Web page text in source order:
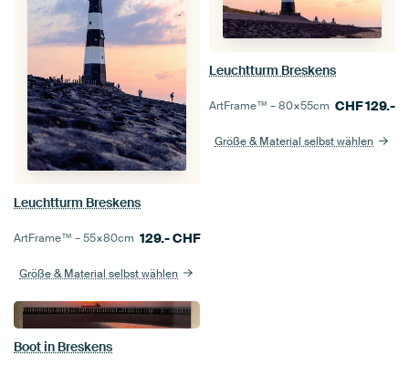
Leuchtturm Breskens
ArtFrame™ –55×80cm 129.-CHF
Größe & Material selbst wählen
Leuchtturm Breskens
ArtFrame™ –80×55cm CHF129.-
Größe & Material selbst wählen
Boot in Breskens